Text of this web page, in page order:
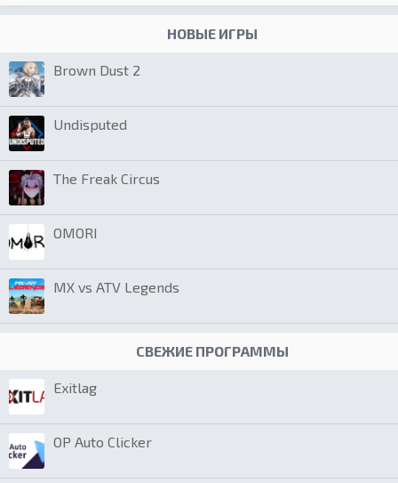
НОВЫЕ ИГРЫ
Brown Dust 2
Undisputed
The Freak Circus
OMORI
MX vs ATV Legends
СВЕЖИЕ ПРОГРАММЫ
Exitlag
OP Auto Clicker